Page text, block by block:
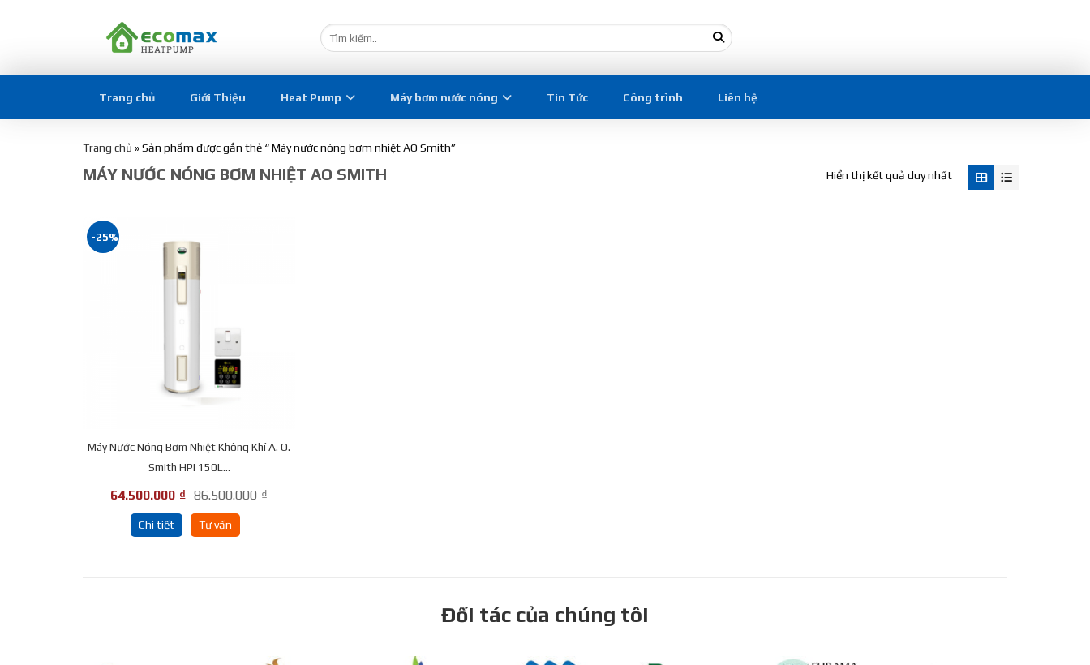
Trang chủ Giới Thiệu Heat Pump Máy bơm nước nóng Tin Tức Công trình Liên hệ
Trang chủ »Sản phẩm được gắn thẻ “ Máy nước nóng bơm nhiệt AO Smith”
MÁY NƯỚC NÓNG BƠM NHIỆT AO SMITH Hiển thị kết quả duy nhất
Máy Nước Nóng Bơm Nhiệt Không Khí A. O.
Smith HPI 150L...
64.500.000 ₫ 86.500.000 ₫
-25%
Chi tiết Tư vấn
Đối tác của chúng tôi